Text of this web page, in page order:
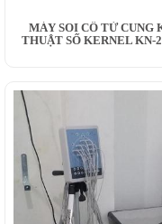
MÁY SOI CỔ TỬ CUNG
THUẬT SỐ KERNEL KN-